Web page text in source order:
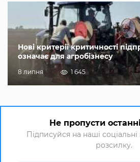
Нові критерії критичності
означає для агробізнесу
8 липня 1 645
Не пропусти
Підписуйся на наші
розсилку.